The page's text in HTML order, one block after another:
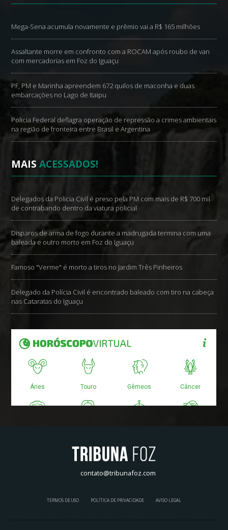
Mega-Sena acumula novamente e prêmio vai a R$ 165 milhões
Assaltante morre em confronto com a ROCAM após roubo de van
com mercadorias em Foz do Iguaçu
PF, PM e Marinha apreendem 672 quilos de maconha e duas
embarcações no Lago de Itaipu
Policia Federal deflagra operação de repressão a crimes ambientais
na região de fronteira entre Brasil e Argentina
MAISACESSADOS!
Delegados da Policia Civil é preso pela PM com mais de R$ 700 mil
de contrabando dentro da viatura policial
Disparos de arma de fogo durante a madrugada termina com uma
baleada e outro morto em Foz do Iguaçu
Famoso "Verme" é morto a tiros no Jardim Três Pinheiros
Delegado da Polícia Civil é encontrado baleado com tiro na cabeça
nas Cataratas do Iguaçu
contato@tribunafoz.com
TERMOS DE USO POLÍTICA DE PRIVACIDADE AVISO LEGAL